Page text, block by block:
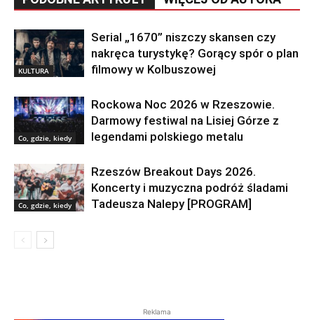
KULTURA
Serial „1670” niszczy skansen czy
nakręca turystykę? Gorący spór o plan
filmowy w Kolbuszowej
Co, gdzie, kiedy
Rockowa Noc 2026 w Rzeszowie.
Darmowy festiwal na Lisiej Górze z
legendami polskiego metalu
Co, gdzie, kiedy
Rzeszów Breakout Days 2026.
Koncerty i muzyczna podróż śladami
Tadeusza Nalepy [PROGRAM]
Reklama